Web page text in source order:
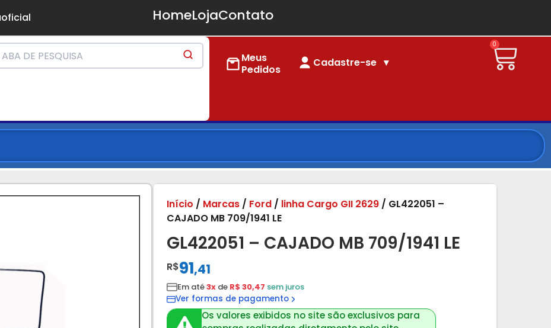
HomeLojaContato
Meus
Pedidos
Cadastre-se
0
GL422051 – CAJADO MB 709/1941 LE
Início / Marcas / Ford / linha Cargo GII 2629 / GL422051 –
CAJADO MB 709/1941 LE
R$91,41
Em até3x de R$ 30,47 sem juros
Ver formas de pagamento
Os valores exibidos no site são exclusivos para